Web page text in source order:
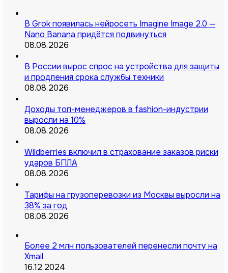
В Grok появилась нейросеть Imagine Image 2.0 —
Nano Banana придётся подвинуться
08.08.2026
В России вырос спрос на устройства для защиты
и продления срока службы техники
08.08.2026
Доходы топ-менеджеров в fashion-индустрии
выросли на 10%
08.08.2026
Wildberries включил в страхование заказов риски
ударов БПЛА
08.08.2026
Тарифы на грузоперевозки из Москвы выросли на
38% за год
08.08.2026
Более 2 млн пользователей перенесли почту на
Xmail
16.12.2024